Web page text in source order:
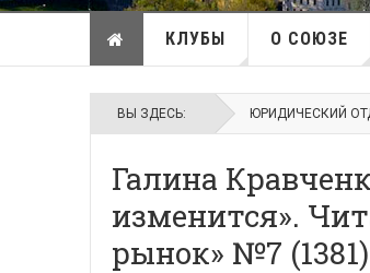
КЛУБЫ О СОЮЗЕ
ВЫ ЗДЕСЬ: ЮРИДИЧЕСКИЙ
Галина
изменится».
рынок» №7 (1381)